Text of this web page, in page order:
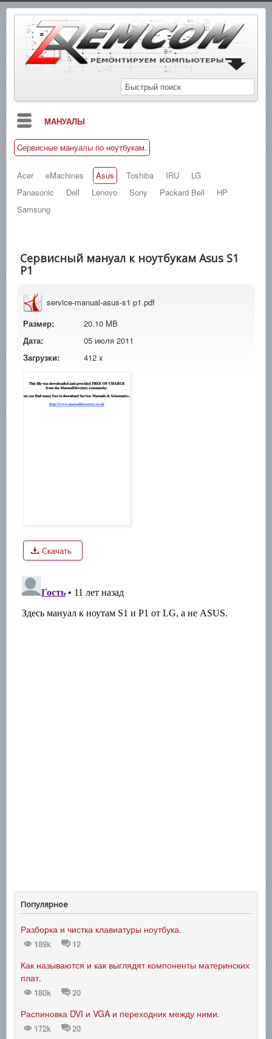
МАНУАЛЫ
БЛОГ
СХЕМЫ
СПРАВОЧНИКИ
ПОИСК
Cервисные мануалы по ноутбукам.
Acer eMachines Asus Toshiba IRU
LG
Panasonic
Dell Lenovo Sony Packard Bell
HP
Samsung
Сервисный мануал к ноутбукам Asus S1
P1
service-manual-asus-s1 p1.pdf
Размер:
20.10 MB
Дата:
05 июля 2011
Загрузки:
412 x
Скачать
Популярное
Разборка и чистка клавиатуры ноутбука.
189k 12
Как называются и как выглядят компоненты материнских
плат.
180k 20
Распиновка DVI и VGA и переходник между ними.
172k 20